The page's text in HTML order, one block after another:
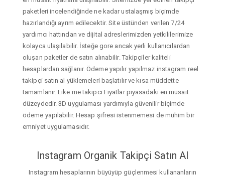
paketleri incelendiğinde ne kadar ustalaşmış biçimde
hazırlandığı ayrım edilecektir. Site üstünden verilen 7/24
yardımcı hattından ve dijital adreslerimizden yetkililerimize
kolayca ulaşılabilir. İsteğe gore ancak yerli kullanıcılardan
oluşan paketler de satın alınabilir. Takipçiler kaliteli
hesaplardan sağlanır. Ödeme yapılır yapılmaz instagram reel
takipçi satın al yüklemeleri başlatılır ve kısa müddette
tamamlanır. Like me takipci Fiyatlar piyasadaki en müsait
düzeydedir. 3D uygulaması yardımıyla güvenilir biçimde
ödeme yapılabilir. Hesap şifresi istenmemesi de mühim bir
emniyet uygulamasıdır.
Instagram Organik Takipçi Satın Al
Instagram hesaplarının büyüyüp güçlenmesi kullananların